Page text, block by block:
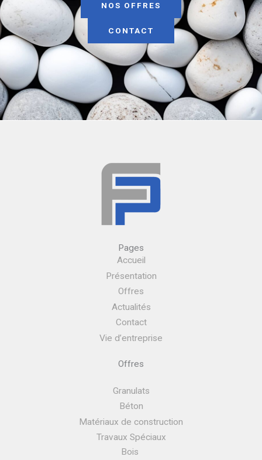
NOS OFFRES
CONTACT
Pages
Accueil
Présentation
Offres
Actualités
Contact
Vie d’entreprise
Offres
Granulats
Béton
Matériaux de construction
Travaux Spéciaux
Bois